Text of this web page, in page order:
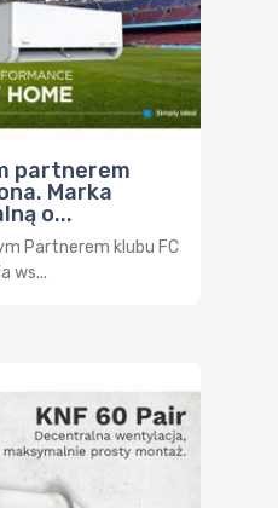
partnerem
Marka
o...
Partnerem klubu FC
ws...